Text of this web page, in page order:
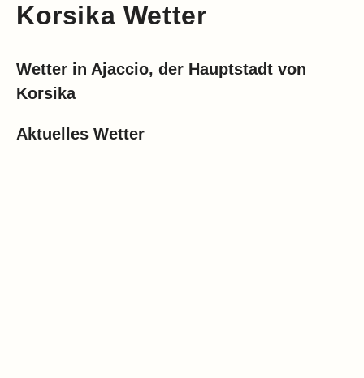
Korsika Wetter
Wetter in Ajaccio, der Hauptstadt von
Korsika
Aktuelles Wetter